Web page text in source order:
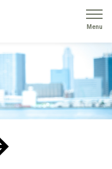
Menu